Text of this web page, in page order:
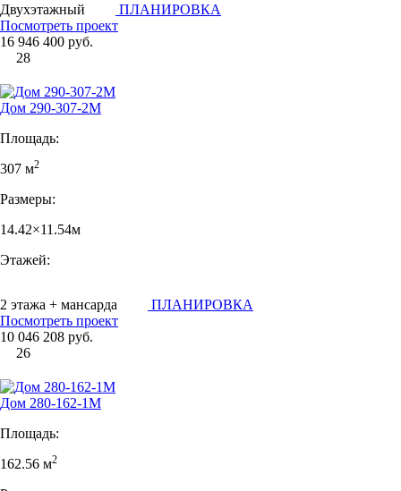
Двухэтажный
ПЛАНИРОВКА
Посмотреть проект
16 946 400 руб.
28
Дом 290-307-2М
Площадь:
307 м2
Размеры:
14.42×11.54м
Этажей:
2 этажа + мансарда
ПЛАНИРОВКА
Посмотреть проект
10 046 208 руб.
26
Дом 280-162-1М
Площадь:
162.56 м2